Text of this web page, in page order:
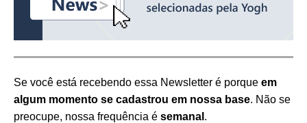
Se você está recebendo essa Newsletter é porque em
algum momento se cadastrou em nossa base. Não se
preocupe, nossa frequência é semanal .